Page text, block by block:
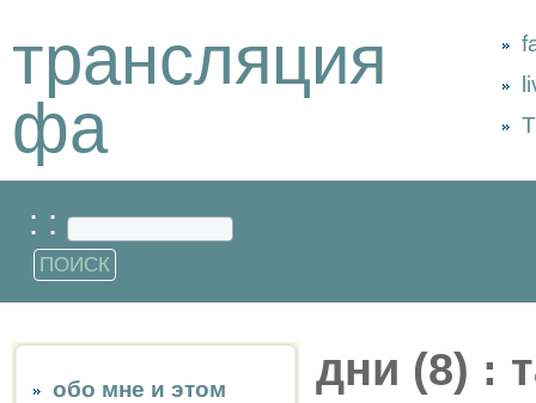
трансляция
фа
: :
обо мне и этом
дни (8) :